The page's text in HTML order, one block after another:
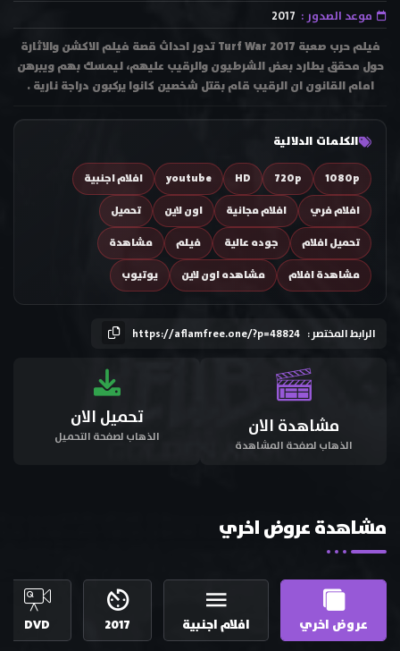
موعد الصدور : 2017
فيلم حرب صعبة Turf War 2017 تدور احداث قصة فيلم الاكشن والاثارة
حول محقق يطارد بعض الشرطيون والرقيب عليهم، ليمسك بهم ويبرهن
امام القانون ان الرقيب قام بقتل شخصين كانوا يركبون دراجة نارية .
الكلمات الدلالية
1080p
720p
HD
youtube
افلام اجنبية
افلام فري
افلام مجانية اون لاين
تحميل
تحميل افلام
جوده عالية فيلم
مشاهدة
مشاهدة افلام
مشاهده اون لاين يوتيوب
الرابط المختصر : https://aflamfree.one/?p=48824
مشاهدة الان
الذهاب لصفحة المشاهدة
تحميل الان
الذهاب لصفحة التحميل
مشاهدة عروض اخري
عروض اخري افلام اجنبية 2017
DVD